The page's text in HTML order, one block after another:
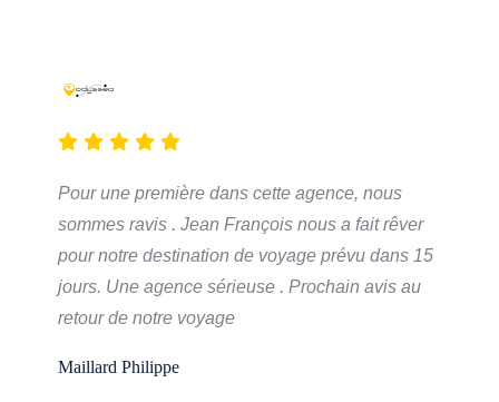
Pour une première dans cette agence, nous
sommes ravis . Jean François nous a fait rêver
pour notre destination de voyage prévu dans 15
jours. Une agence sérieuse . Prochain avis au
retour de notre voyage
Maillard Philippe